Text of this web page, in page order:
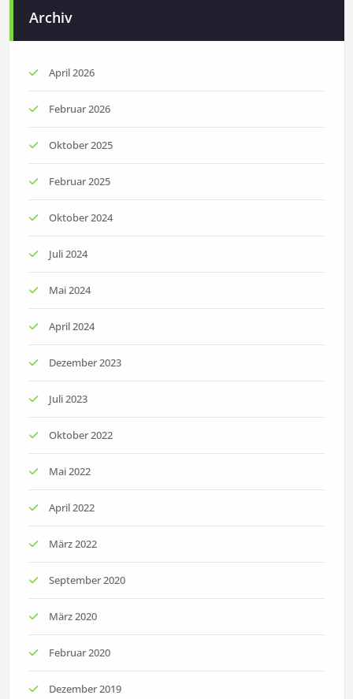
Archiv
April 2026
Februar 2026
Oktober 2025
Februar 2025
Oktober 2024
Juli 2024
Mai 2024
April 2024
Dezember 2023
Juli 2023
Oktober 2022
Mai 2022
April 2022
März 2022
September 2020
März 2020
Februar 2020
Dezember 2019